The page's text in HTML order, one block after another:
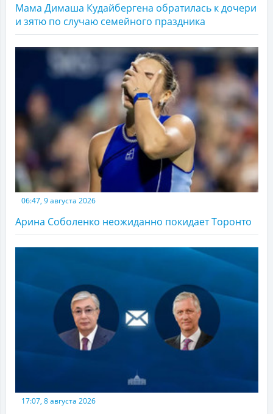
Мама Димаша Кудайбергена обратилась к дочери
и зятю по случаю семейного праздника
06:47, 9 августа 2026
Арина Соболенко неожиданно покидает Торонто
17:07, 8 августа 2026